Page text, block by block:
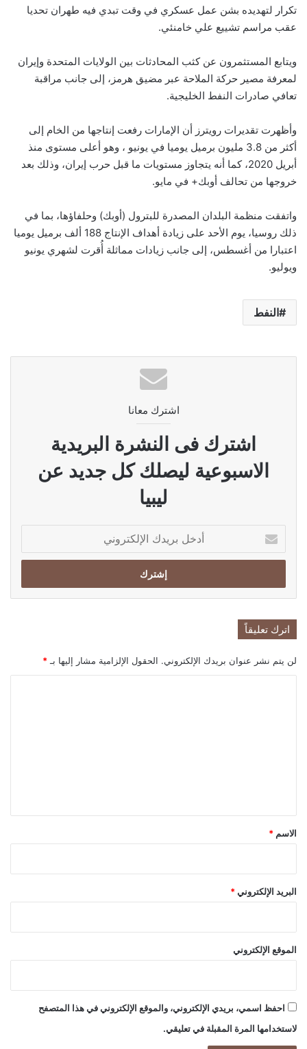
تكرار لتهديده بشن عمل عسكري في وقت تبدي فيه طهران تحديا
عقب مراسم تشييع علي خامنئي.
ويتابع المستثمرون عن كثب المحادثات بين الولايات المتحدة وإيران
لمعرفة مصير حركة الملاحة عبر مضيق هرمز، إلى جانب مراقبة
تعافي صادرات النفط الخليجية.
وأظهرت تقديرات رويترز أن الإمارات رفعت إنتاجها من الخام إلى
أكثر من 3.8 مليون برميل يوميا في يونيو ، وهو أعلى مستوى منذ
أبريل 2020، كما أنه يتجاوز مستويات ما قبل حرب إيران، وذلك بعد
خروجها من تحالف أوبك+ في مايو.
واتفقت منظمة البلدان المصدرة للبترول (أوبك) وحلفاؤها، بما في
ذلك روسيا، يوم الأحد على زيادة أهداف الإنتاج 188 ألف برميل يوميا
اعتبارا من أغسطس، إلى جانب زيادات مماثلة أُقرت لشهري يونيو
ويوليو.
النفط
اشترك معانا
اشترك فى النشرة البريدية
الاسبوعية ليصلك كل جديد عن
ليبيا
بريدك
الإلكتروني
اترك تعليقاً
لن يتم نشر عنوان بريدك الإلكتروني. الحقول الإلزامية مشار إليها بـ *
*
الاسم *
البريد الإلكتروني *
الموقع الإلكتروني
احفظ اسمي، بريدي الإلكتروني، والموقع الإلكتروني في هذا المتصفح
لاستخدامها المرة المقبلة في تعليقي.